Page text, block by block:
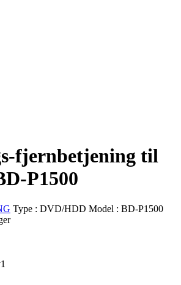
fjernbetjening til
P1500
Type : DVD/HDD Model : BD-P1500